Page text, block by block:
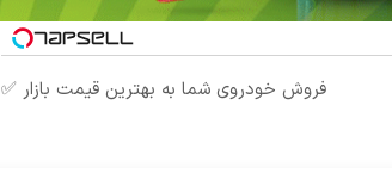
فروش خودروی شما به بهترین قیمت بازار ✅